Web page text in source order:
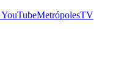
YouTubeMetrópolesTV